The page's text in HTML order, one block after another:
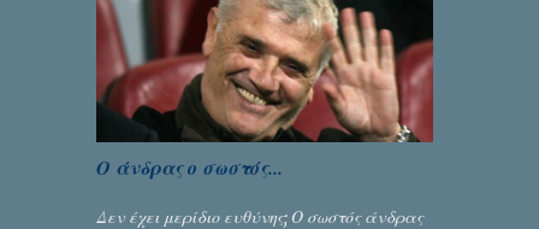
Ο άνδρας ο σωστός...
Δεν έχει μερίδιο ευθύνης; Ο σωστός άνδρας